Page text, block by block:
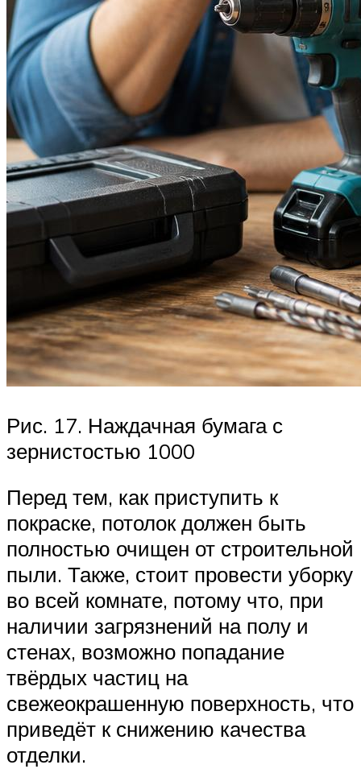
Рис. 17. Наждачная бумага с
зернистостью 1000
Перед тем, как приступить к
покраске, потолок должен быть
полностью очищен от строительной
пыли. Также, стоит провести уборку
во всей комнате, потому что, при
наличии загрязнений на полу и
стенах, возможно попадание
твёрдых частиц на
свежеокрашенную поверхность, что
приведёт к снижению качества
отделки.